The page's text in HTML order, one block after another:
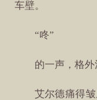
车壁。
“咚”
的一声，格外
艾尔德痛得